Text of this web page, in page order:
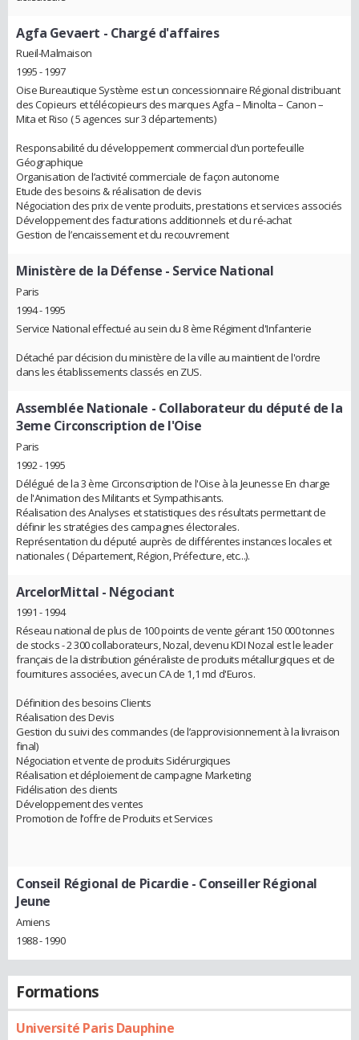
Agfa Gevaert - Chargé d'affaires
Rueil-Malmaison
1995 - 1997
Oise Bureautique Système est un concessionnaire Régional distribuant
des Copieurs et télécopieurs des marques Agfa – Minolta – Canon –
Mita et Riso ( 5 agences sur 3 départements)
Responsabilité du développement commercial d’un portefeuille
Géographique
Organisation de l’activité commerciale de façon autonome
Etude des besoins & réalisation de devis
Négociation des prix de vente produits, prestations et services associés
Développement des facturations additionnels et du ré-achat
Gestion de l’encaissement et du recouvrement
Ministère de la Défense - Service National
Paris
1994 - 1995
Service National effectué au sein du 8 ème Régiment d'Infanterie
Détaché par décision du ministère de la ville au maintient de l'ordre
dans les établissements classés en ZUS.
Assemblée Nationale - Collaborateur du député de la
3eme Circonscription de l'Oise
Paris
1992 - 1995
Délégué de la 3 ème Circonscription de l'Oise à la Jeunesse En charge
de l'Animation des Militants et Sympathisants.
Réalisation des Analyses et statistiques des résultats permettant de
définir les stratégies des campagnes électorales.
Représentation du député auprès de différentes instances locales et
nationales ( Département, Région, Préfecture, etc...).
ArcelorMittal - Négociant
1991 - 1994
Réseau national de plus de 100 points de vente gérant 150 000 tonnes
de stocks - 2 300 collaborateurs, Nozal, devenu KDI Nozal est le leader
français de la distribution généraliste de produits métallurgiques et de
fournitures associées, avec un CA de 1,1 md d'Euros.
Définition des besoins Clients
Réalisation des Devis
Gestion du suivi des commandes (de l’approvisionnement à la livraison
final)
Négociation et vente de produits Sidérurgiques
Réalisation et déploiement de campagne Marketing
Fidélisation des clients
Développement des ventes
Promotion de l’offre de Produits et Services
Conseil Régional de Picardie - Conseiller Régional
Jeune
Amiens
1988 - 1990
Formations
Université Paris Dauphine